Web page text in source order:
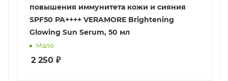
повышения иммунитета кожи и сияния
SPF50 PA++++ VERAMORE Brightening
Glowing Sun Serum, 50 мл
Мало
2 250 ₽